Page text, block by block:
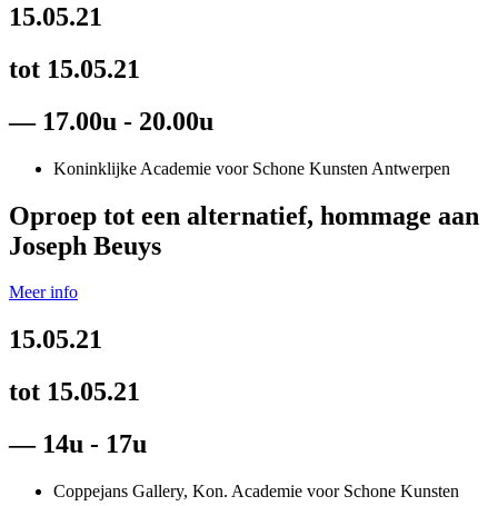
15.05.21
tot 15.05.21
— 17.00u - 20.00u
Koninklijke Academie voor Schone Kunsten Antwerpen
Oproep tot een alternatief, hommage aan
Joseph Beuys
Meer info
15.05.21
tot 15.05.21
— 14u - 17u
Coppejans Gallery, Kon. Academie voor Schone Kunsten